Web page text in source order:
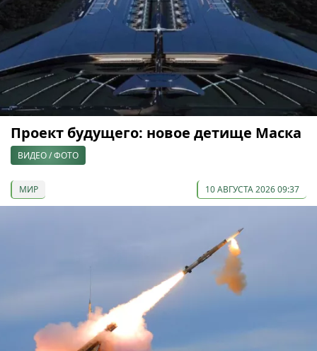
Проект будущего: новое детище Маска
ВИДЕО / ФОТО
МИР 10 АВГУСТА 2026 09:37